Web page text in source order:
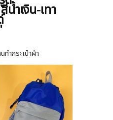
ำเงิน-เทา
ทำกระเป๋าผ้า